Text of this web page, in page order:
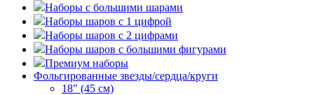
Наборы с большими шарами
Наборы шаров с 1 цифрой
Наборы шаров с 2 цифрами
Наборы шаров с большими фигурами
Премиум наборы
Фольгированные звезды/сердца/круги
18" (45 см)